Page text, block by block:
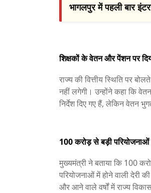
भागलपुर में पहली बार
शिक्षकों के वेतन और पेंशन पर
राज्य की वित्तीय स्थिति पर
नहीं लगेगी। उन्होंने कहा कि
निर्देश दिए गए हैं, लेकिन वेतन
100 करोड़ से बड़ी परियोजनाओं
मुख्यमंत्री ने बताया कि 100
परियोजनाओं में होने वाली देरी
और आने वाले वर्षों में राज्य